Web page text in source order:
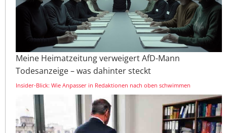
Meine Heimatzeitung verweigert AfD-Mann
Todesanzeige – was dahinter steckt
Insider-Blick: Wie Anpasser in Redaktionen nach oben schwimmen